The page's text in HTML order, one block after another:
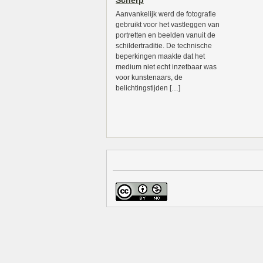
Aanvankelijk werd de fotografie
gebruikt voor het vastleggen van
portretten en beelden vanuit de
schildertraditie. De technische
beperkingen maakte dat het
medium niet echt inzetbaar was
voor kunstenaars, de
belichtingstijden […]